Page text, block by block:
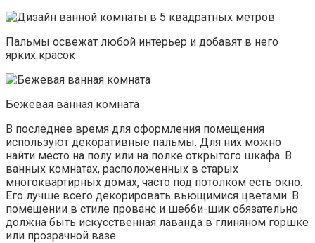
Пальмы освежат любой интерьер и добавят в него
ярких красок
Бежевая ванная комната
В последнее время для оформления помещения
используют декоративные пальмы. Для них можно
найти место на полу или на полке открытого шкафа. В
ванных комнатах, расположенных в старых
многоквартирных домах, часто под потолком есть окно.
Его лучше всего декорировать вьющимися цветами. В
помещении в стиле прованс и шебби-шик обязательно
должна быть искусственная лаванда в глиняном горшке
или прозрачной вазе.